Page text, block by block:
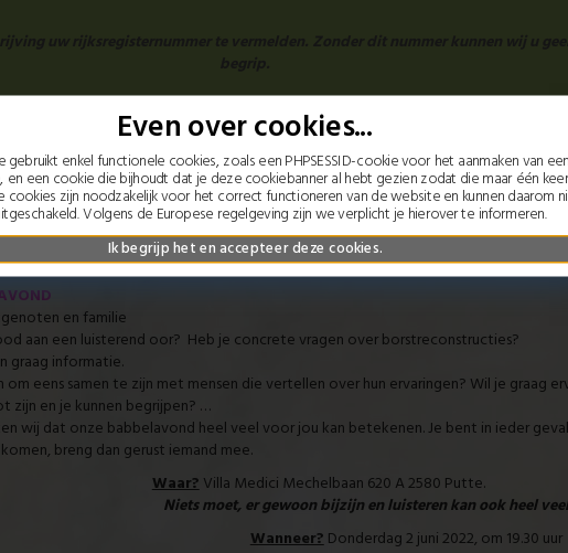
en familie
aan een luisterend oor? Heb je concrete vragen over borstreconstructies?
geven graag informatie.
om eens samen te zijn met mensen die vertellen over hun ervaringen? Wil je graag
zijn en je kunnen begrijpen? …
wij dat onze babbelavond heel veel voor jou kan betekenen. Je bent in ieder
te komen, breng dan gerust iemand mee.
Waar?Villa Medici Mechelbaan 620 A
Niets moet, er gewoon bijzijn en luisteren kan ook heel
Wanneer?Donderdag 2 juni 2022, om 19.30 uur
Even over cookies...
enkel functionele cookies, zoals een PHPSESSID-cookie voor het aanmaken van een
en een cookie die bijhoudt dat je deze cookiebanner al hebt gezien zodat die maar één keer
cookies zijn noodzakelijk voor het correct functioneren van de website en kunnen daarom
Volgens de Europese regelgeving zijn we verplicht je hierover te informeren.
Ik begrijp het en accepteer deze cookies.